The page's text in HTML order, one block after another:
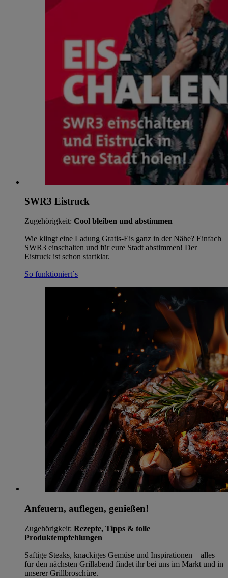
SWR3 Eistruck
Zugehörigkeit: Cool bleiben und abstimmen
Wie klingt eine Ladung Gratis-Eis ganz in der Nähe? Einfach
SWR3 einschalten und für eure Stadt abstimmen! Der
Eistruck ist schon startklar.
So funktioniert´s
Anfeuern, auflegen, genießen!
Zugehörigkeit: Rezepte, Tipps & tolle
Produktempfehlungen
Saftige Steaks, knackiges Gemüse und Inspirationen – alles
für den nächsten Grillabend findet ihr bei uns im Markt und in
unserer Grillbroschüre.